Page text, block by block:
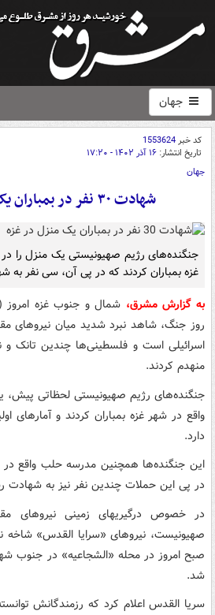
جهان
کد خبر1553624
تاریخ انتشار: ۱۶ آذر ۱۴۰۲ - ۱۷:۲۰
جهان
شهادت ۳۰ نفر در بمباران یک منزل در غزه
جنگنده‌های رژیم صهیونیستی یک منزل را
غزه بمباران کردند که در پی آن، سی نفر به
به گزارش مشرق،
روز جنگ، شاهد نبرد شدید میان نیروهای
اسرائیلی است و فلسطینی‌ها چندین تانک و
منهدم کردند.
جنگنده‌های رژیم صهیونیستی لحظاتی پیش،
دارد.
این جنگنده‌ها همچنین مدرسه حلب واقع در
در پی این حملات چندین نفر نیز به شهادت
در خصوص درگیریهای زمینی نیروهای
صهیونیست، نیروهای «سرایا القدس» شاخه
صبح امروز در محله «الشجاعیه» در جنوب شهر
شد.
سریا القدس اعلام کرد که رزمندگانش